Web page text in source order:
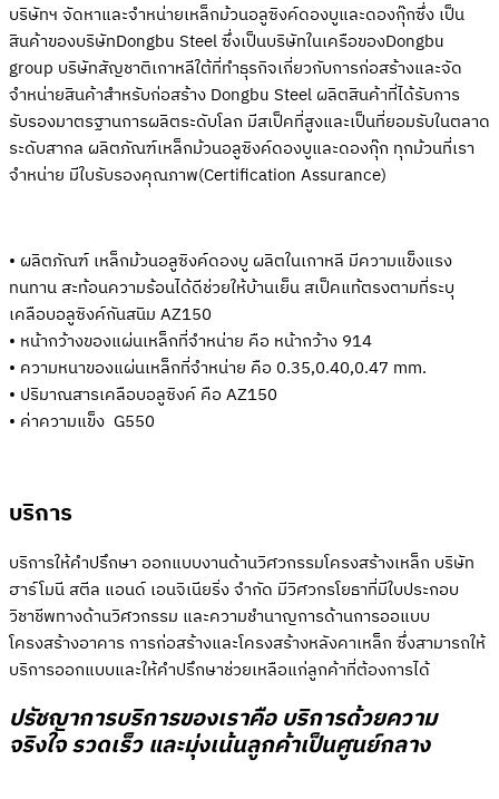
บริษัทฯ จัดหาและจำหน่ายเหล็กม้วนอลูซิงค์ดองบูและดองกุ๊กซึ่ง เป็น
สินค้าของบริษัทDongbu Steel ซึ่งเป็นบริษัทในเครือของDongbu
group บริษัทสัญชาติเกาหลีใต้ที่ทำธุรกิจเกี่ยวกับการก่อสร้างและจัด
จำหน่ายสินค้าสำหรับก่อสร้าง Dongbu Steel ผลิตสินค้าที่ได้รับการ
รับรองมาตรฐานการผลิตระดับโลก มีสเป็คที่สูงและเป็นที่ยอมรับในตลาด
ระดับสากล ผลิตภัณฑ์เหล็กม้วนอลูซิงค์ดองบูและดองกุ๊ก ทุกม้วนที่เรา
จำหน่าย มีใบรับรองคุณภาพ(Certification Assurance)
• ผลิตภัณฑ์ เหล็กม้วนอลูซิงค์ดองบู ผลิตในเกาหลี มีความแข็งแรง
ทนทาน สะท้อนความร้อนได้ดีช่วยให้บ้านเย็น สเป็คแท้ตรงตามที่ระบุ
เคลือบอลูซิงค์กันสนิม AZ150
• หน้ากว้างของแผ่นเหล็กที่จำหน่าย คือ หน้ากว้าง 914
• ความหนาของแผ่นเหล็กที่จำหน่าย คือ 0.35,0.40,0.47 mm.
• ปริมาณสารเคลือบอลูซิงค์ คือ AZ150
• ค่าความแข็ง G550
บริการ
บริการให้คำปรึกษา ออกแบบงานด้านวิศวกรรมโครงสร้างเหล็ก บริษัท
ฮาร์โมนี สตีล แอนด์ เอนจิเนียริ่ง จำกัด มีวิศวกรโยธาที่มีใบประกอบ
วิชาชีพทางด้านวิศวกรรม และความชำนาญการด้านการออแบบ
โครงสร้างอาคาร การก่อสร้างและโครงสร้างหลังคาเหล็ก ซึ่งสามารถให้
บริการออกแบบและให้คำปรึกษาช่วยเหลือแก่ลูกค้าที่ต้องการได้
ปรัชญาการบริการของเราคือ บริการด้วยความ
จริงใจ รวดเร็ว และมุ่งเน้นลูกค้าเป็นศูนย์กลาง